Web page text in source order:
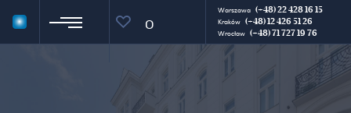
0
Warszawa (+48) 22 428 16 15
Kraków (+48) 12 426 51 26
Wrocław (+48) 71 727 19 76